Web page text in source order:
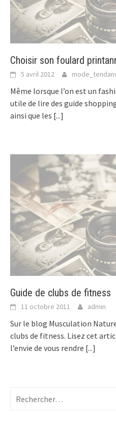
Choisir son foulard
5 avril 2012
Même lorsque l’on est un
utile de lire des guide
ainsi que les [...]
Guide de clubs de fitness
11 octobre 2011 admin
Sur le blog Musculation
clubs de fitness. Lisez cet
l’envie de vous rendre [...]